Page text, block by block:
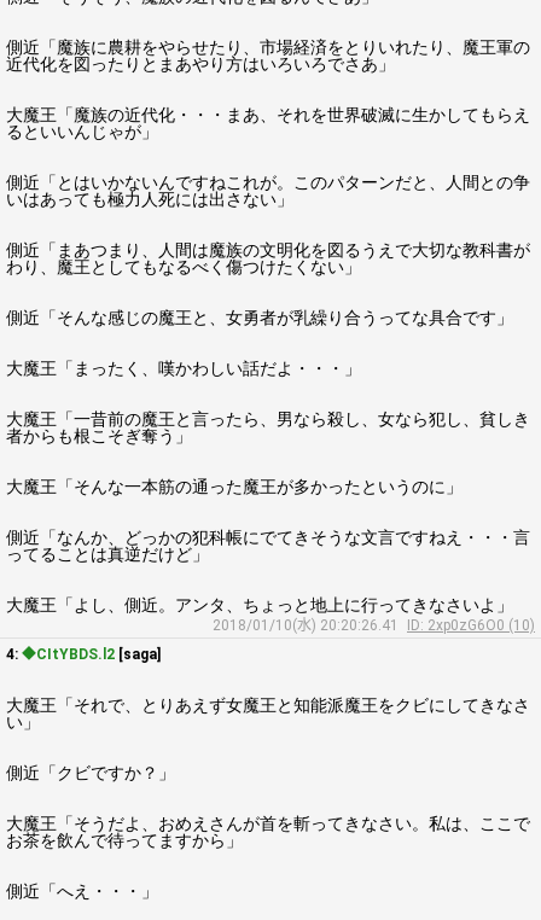
側近「魔族に農耕をやらせたり、市場経済をとりいれたり、魔王軍の
近代化を図ったりとまあやり方はいろいろでさあ」
大魔王「魔族の近代化・・・まあ、それを世界破滅に生かしてもらえ
るといいんじゃが」
側近「とはいかないんですねこれが。このパターンだと、人間との争
いはあっても極力人死には出さない」
側近「まあつまり、人間は魔族の文明化を図るうえで大切な教科書が
わり、魔王としてもなるべく傷つけたくない」
側近「そんな感じの魔王と、女勇者が乳繰り合うってな具合です」
大魔王「まったく、嘆かわしい話だよ・・・」
大魔王「一昔前の魔王と言ったら、男なら殺し、女なら犯し、貧しき
者からも根こそぎ奪う」
大魔王「そんな一本筋の通った魔王が多かったというのに」
側近「なんか、どっかの犯科帳にでてきそうな文言ですねえ・・・言
ってることは真逆だけど」
大魔王「よし、側近。アンタ、ちょっと地上に行ってきなさいよ」
2018/01/10(水) 20:20:26.41
ID: 2xp0zG6O0 (10)
4: ◆CItYBDS.l2 [saga]
大魔王「それで、とりあえず女魔王と知能派魔王をクビにしてきなさ
い」
側近「クビですか？」
大魔王「そうだよ、おめえさんが首を斬ってきなさい。私は、ここで
お茶を飲んで待ってますから」
側近「へえ・・・」